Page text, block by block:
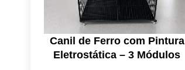
Canil de Ferro com Pintura
Eletrostática – 3 Módulos